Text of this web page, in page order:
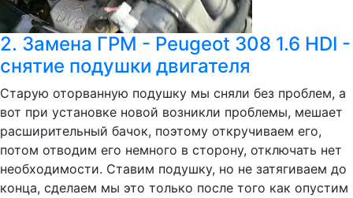
2. Замена ГРМ - Peugeot 308 1.6 HDI -
снятие подушки двигателя
Старую оторванную подушку мы сняли без проблем, а
вот при установке новой возникли проблемы, мешает
расширительный бачок, поэтому откручиваем его,
потом отводим его немного в сторону, отключать нет
необходимости. Ставим подушку, но не затягиваем до
конца, сделаем мы это только после того как опустим